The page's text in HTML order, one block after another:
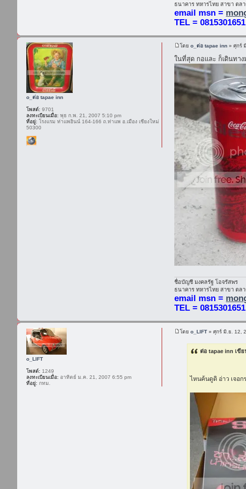
ธนาคาร ทหารไทย สาขา ตลา
email msn =
TEL = 0815301651
โดยo_ต่อ tapae inn » ศุกร์
ในที่สุด กอและ ก็เดินทา
ชื่อบัญชี มงคลรัฐ โอจรัสพร
ธนาคาร ทหารไทย สาขา ตลา
email msn =
TEL = 0815301651
o_ต่อ tapae inn
โพสต์: 9701
ลงทะเบียนเมื่อ: พุธ ก.พ. 21, 2007 5:10 pm
ที่อยู่: โรงแรม ท่าแพอินน์ 164-166 ถ.ท่าแพ อ.เมือง เชียงใหม่
50300
โดยo_LIFT » ศุกร์ มิ.ย. 12,
ต่อ tapae inn เขีย
ไหนค้นดูดิ อ่าว เจอก
o_LIFT
โพสต์: 1249
ลงทะเบียนเมื่อ: อาทิตย์ ม.ค. 21, 2007 6:55 pm
ที่อยู่: กทม.